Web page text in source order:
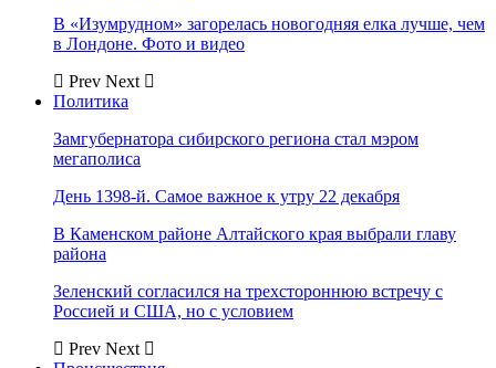
В «Изумрудном» загорелась новогодняя елка лучше, чем
в Лондоне. Фото и видео
Prev Next
Политика
Замгубернатора сибирского региона стал мэром
мегаполиса
День 1398-й. Самое важное к утру 22 декабря
В Каменском районе Алтайского края выбрали главу
района
Зеленский согласился на трехстороннюю встречу с
Россией и США, но с условием
Prev Next